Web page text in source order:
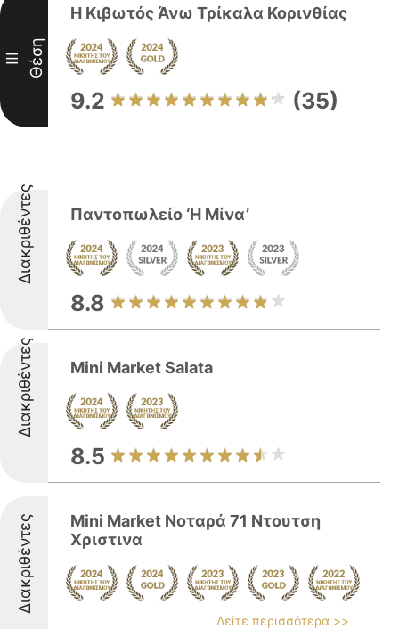
III Θέση
Η Κιβωτός Άνω Τρίκαλα Κορινθίας
9.2 (35)
Διακριθέντες Παντοπωλείο ‘Η Μίνα’
8.8
Διακριθέντες Mini Market Salata
8.5
Διακριθέντες
Mini Market Νοταρά 71 Ντουτση
Χριστινα
Δείτε περισσότερα >>